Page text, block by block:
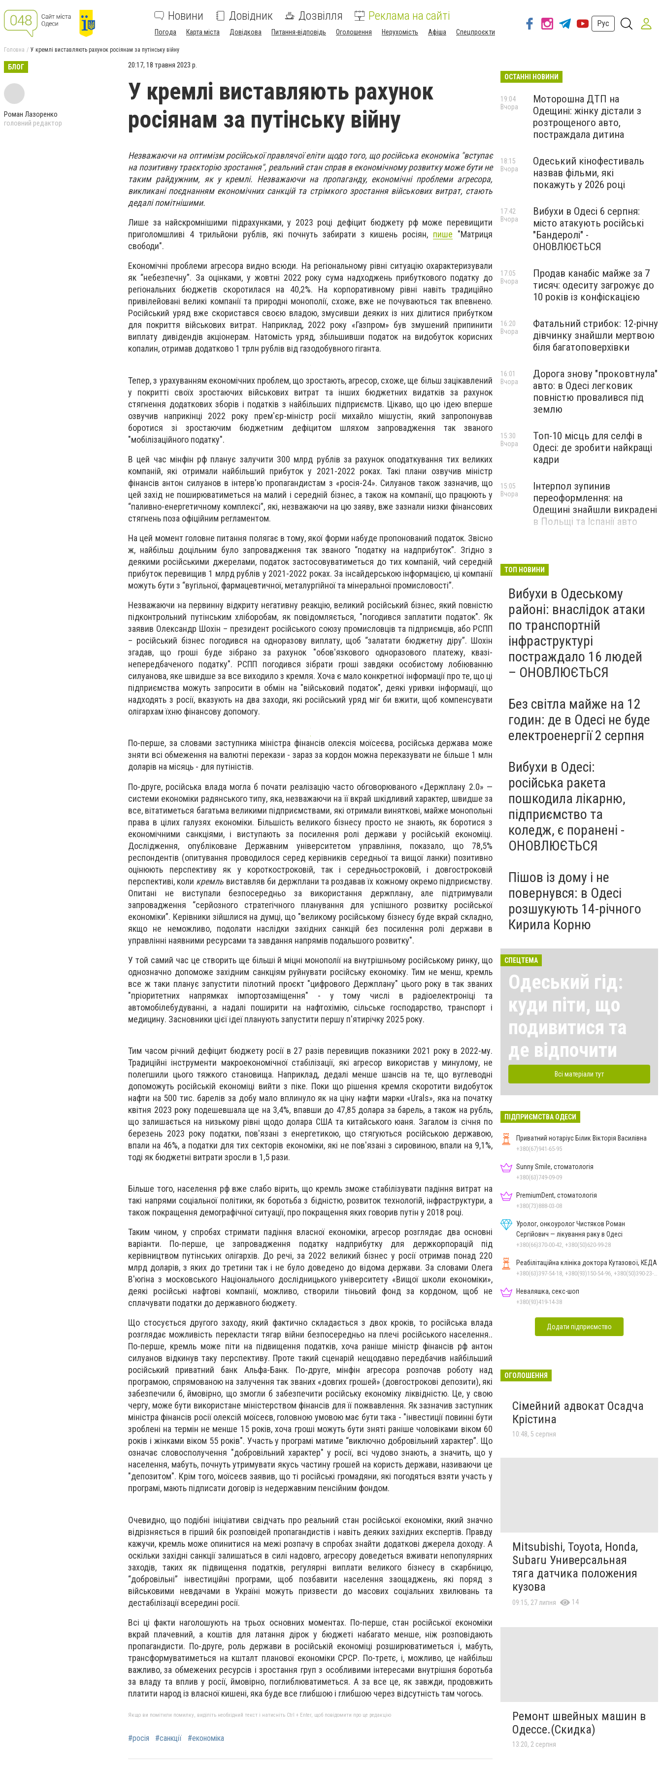
Новини Довідник Дозвілля Реклама на сайті
Погода Карта міста Довідкова Питання-відповідь Оголошення Нерухомість Афіша Спецпроєкти
Рус
Головна У кремлі виставляють рахунок росіянам за путінську війну
БЛОГ
Роман Лазоренко
головний редактор
20:17, 18 травня 2023 р.
У кремлі виставляють рахунок
росіянам за путінську війну
Незважаючи на оптимізм російської правлячої еліти щодо того, що російська економіка "вступає
на позитивну траєкторію зростання", реальний стан справ в економічному розвитку може бути не
таким райдужним, як у кремлі. Незважаючи на пропаганду, економічні проблеми агресора,
викликані поєднанням економічних санкцій та стрімкого зростання військових витрат, стають
дедалі помітнішими.
Лише за найскромнішими підрахунками, у 2023 році дефіцит бюджету рф може перевищити
приголомшливі 4 трильйони рублів, які почнуть забирати з кишень росіян, пише "Матриця
свободи".
Економічні проблеми агресора видно всюди. На регіональному рівні ситуацію охарактеризували
як “небезпечну”. За оцінками, у жовтні 2022 року сума надходжень прибуткового податку до
регіональних бюджетів скоротилася на 40,2%. На корпоративному рівні навіть традиційно
привілейовані великі компанії та природні монополії, схоже, вже не почуваються так впевнено.
Російський уряд вже скористався своєю владою, змусивши деяких із них ділитися прибутком
для покриття військових витрат. Наприклад, 2022 року «Газпром» був змушений припинити
виплату дивідендів акціонерам. Натомість уряд, збільшивши податок на видобуток корисних
копалин, отримав додатково 1 трлн рублів від газодобувного гіганта.
Тепер, з урахуванням економічних проблем, що зростають, агресор, схоже, ще більш зацікавлений
у покритті своїх зростаючих військових витрат та інших бюджетних видатків за рахунок
стягнення додаткових зборів і податків з найбільших підприємств. Цікаво, що цю ідею вперше
озвучив наприкінці 2022 року прем'єр-міністр росії михайло мішустін, який запропонував
боротися зі зростаючим бюджетним дефіцитом шляхом запровадження так званого
"мобілізаційного податку".
В цей час мінфін рф планує залучити 300 млрд рублів за рахунок оподаткування тих великих
компаній, які отримали найбільший прибуток у 2021-2022 роках. Такі плани озвучив міністр
фінансів антон силуанов в інтерв'ю пропагандистам з «росія-24». Силуанов також зазначив, що
цей захід не поширюватиметься на малий і середній бізнес, а також на компанії, що працюють у
“паливно-енергетичному комплексі”, які, незважаючи на цю заяву, вже зазнали низки фінансових
стягнень поза офіційним регламентом.
На цей момент головне питання полягає в тому, якої форми набуде пропонований податок. Звісно
ж, найбільш доцільним було запровадження так званого “податку на надприбуток”. Згідно з
деякими російськими джерелами, податок застосовуватиметься до тих компаній, чий середній
прибуток перевищив 1 млрд рублів у 2021-2022 роках. За інсайдерською інформацією, ці компанії
можуть бути з “вугільної, фармацевтичної, металургійної та мінеральної промисловості”.
Незважаючи на первинну відкриту негативну реакцію, великий російський бізнес, який повністю
підконтрольний путінським хліборобам, як повідомляється, "погодився заплатити податок". Як
заявив Олександр Шохін – президент російського союзу промисловців та підприємців, або РСПП
– російський бізнес погодився на одноразову виплату, щоб “залатати бюджетну діру”. Шохін
згадав, що гроші буде зібрано за рахунок "обов'язкового одноразового платежу, квазі-
непередбаченого податку". РСПП погодився зібрати гроші завдяки особистому лобіюванню
силуанова, яке швидше за все виходило з кремля. Хоча є мало конкретної інформації про те, що ці
підприємства можуть запросити в обмін на "військовий податок", деякі уривки інформації, що
надходять з росії, вказують на два заходи, які російський уряд міг би вжити, щоб компенсувати
олігархам їхню фінансову допомогу.
По-перше, за словами заступника міністра фінансів олексія моїсеєва, російська держава може
зняти всі обмеження на валютні перекази - зараз за кордон можна переказувати не більше 1 млн
доларів на місяць - для путіністів.
По-друге, російська влада могла б почати реалізацію часто обговорюваного «Держплану 2.0» —
системи економіки радянського типу, яка, незважаючи на її вкрай шкідливий характер, швидше за
все, вітатиметься багатьма великими підприємствами, які отримали виняткові, майже монопольні
права в цілих галузях економіки. Більшість великого бізнесу просто не знають, як боротися з
економічними санкціями, і виступають за посилення ролі держави у російській економіці.
Дослідження, опубліковане Державним університетом управління, показало, що 78,5%
респондентів (опитування проводилося серед керівників середньої та вищої ланки) позитивно
оцінюють перспективу як у короткостроковій, так і середньостроковій, і довгостроковій
перспективі, коли кремль виставляв би держплани та роздавав їх кожному окремо підприємству.
Опитані не виступали безпосередньо за використання держплану, але підтримували
запровадження “серйозного стратегічного планування для успішного розвитку російської
економіки”. Керівники зійшлися на думці, що "великому російському бізнесу буде вкрай складно,
якщо не неможливо, подолати наслідки західних санкцій без посилення ролі держави в
управлінні наявними ресурсами та завдання напрямів подальшого розвитку".
У той самий час це створить ще більші й міцні монополії на внутрішньому російському ринку, що
однозначно допоможе західним санкціям руйнувати російську економіку. Тим не менш, кремль
все ж таки планує запустити пілотний проєкт "цифрового Держплану" цього року в так званих
"пріоритетних напрямках імпортозаміщення" - у тому числі в радіоелектроніці та
автомобілебудуванні, а надалі поширити на нафтохімію, сільське господарство, транспорт і
медицину. Засновники цієї ідеї планують запустити першу п'ятирічку 2025 року.
Тим часом річний дефіцит бюджету росії в 27 разів перевищив показники 2021 року в 2022-му.
Традиційні інструменти макроекономічної стабілізації, які агресор використав у минулому, не
полегшили цього тяжкого становища. Наприклад, дедалі менше шансів на те, що вуглеводні
допоможуть російській економіці вийти з піке. Поки що рішення кремля скоротити видобуток
нафти на 500 тис. барелів за добу мало вплинуло як на ціну нафти марки «Urals», яка на початку
квітня 2023 року подешевшала ще на 3,4%, впавши до 47,85 долара за барель, а також на рубль,
що залишається на низькому рівні щодо долара США та китайського юаня. Загалом із січня по
березень 2023 року податки, пов'язані з енергетикою, що стягуються російською державою,
впали на 46%, а податки для тих секторів економіки, які не пов'язані з сировиною, впали на 9,1%,
тоді як бюджетні витрати зросли в 1,5 рази.
Більше того, населення рф вже слабо вірить, що кремль зможе стабілізувати падіння витрат на
такі напрями соціальної політики, як боротьба з бідністю, розвиток технологій, інфраструктури, а
також покращення демографічної ситуації, про покращення яких говорив путін у 2018 році.
Таким чином, у спробах стримати падіння власної економіки, агресор розглядає два основні
варіанти. По-перше, це запровадження податку надприбутку для держкорпорацій під
керівництвом путінських олігархів. До речі, за 2022 великий бізнес у росії отримав понад 220
млрд доларів, з яких до третини так і не було доведено до відома держави. За словами Олега
В'югіна з московського Національного дослідницького університету «Вищої школи економіки»,
деякі російські нафтові компанії, можливо, створили тіньовий фонд за кордоном, щоб не
сплачувати податки до державного бюджету.
Що стосується другого заходу, який фактично складається з двох кроків, то російська влада
розглядає можливість перекласти тягар війни безпосередньо на плечі російського населення..
По-перше, кремль може піти на підвищення податків, хоча раніше міністр фінансів рф антон
силуанов відкинув таку перспективу. Проте такий сценарій нещодавно передбачив найбільший
російський приватний банк Альфа-Банк. По-друге, мінфін агресора розпочав роботу над
програмою, спрямованою на залучення так званих «довгих грошей» (довгострокові депозити), які
забезпечили б, ймовірно, що змогли б забезпечити російську економіку ліквідністю. Це, у свою
чергу, може бути використане міністерством фінансів для її пожвавлення. Як зазначив заступник
міністра фінансів росії олексій моїсеєв, головною умовою має бути така - "інвестиції повинні бути
зроблені на термін не менше 15 років, хоча гроші можуть бути зняті раніше чоловіками віком 60
років і жінками віком 55 років". Участь у програмі матиме “виключно добровільний характер”. Що
означає словосполучення "добровільний характер" у росії, всі чудово знають, а значить, що у
населення, мабуть, почнуть утримувати якусь частину грошей на користь держави, називаючи це
"депозитом". Крім того, моїсеєв заявив, що ті російські громадяни, які погодяться взяти участь у
програмі, мають підписати договір із недержавним пенсійним фондом.
Очевидно, що подібні ініціативи свідчать про реальний стан російської економіки, який значно
відрізняється в гірший бік розповідей пропагандистів і навіть деяких західних експертів. Правду
кажучи, кремль може опинитися на межі розпачу в спробах знайти додаткові джерела доходу. А
оскільки західні санкції залишаться в силі надовго, агресору доведеться вживати непопулярних
заходів, таких як підвищення податків, регулярні виплати великого бізнесу в скарбницю,
“добровільні” інвестиційні програми, щоб позбавити населення заощаджень, які поряд з
військовими невдачами в Україні можуть призвести до масових соціальних хвилювань та
дестабілізації всередині росії.
Всі ці факти наголошують на трьох основних моментах. По-перше, стан російської економіки
вкрай плачевний, а коштів для латання дірок у бюджеті набагато менше, ніж розповідають
пропагандисти. По-друге, роль держави в російській економіці розширюватиметься і, мабуть,
трансформуватиметься на кшталт планової економіки СРСР. По-третє, і, можливо, це найбільш
важливо, за обмежених ресурсів і зростання груп з особливими інтересами внутрішня боротьба
за владу та вплив у росії, ймовірно, поглиблюватиметься. А за все це, як завжди, продовжить
платити народ із власної кишені, яка буде все глибшою і глибшою через відсутність там чогось.
Якщо ви помітили помилку, виділіть необхідний текст і натисніть Ctrl + Enter, щоб повідомити про це редакцію
#росія #санкції #економіка
ОСТАННІ НОВИНИ
Моторошна ДТП на
Одещині: жінку дістали з
розтрощеного авто,
постраждала дитина
19:04
Вчора
Одеський кінофестиваль
назвав фільми, які
покажуть у 2026 році
18:15
Вчора
Вибухи в Одесі 6 серпня:
місто атакують російські
"Бандеролі" -
ОНОВЛЮЄТЬСЯ
17:42
Вчора
Продав канабіс майже за 7
тисяч: одеситу загрожує до
10 років із конфіскацією
17:05
Вчора
Фатальний стрибок: 12-річну
дівчинку знайшли мертвою
біля багатоповерхівки
16:20
Вчора
Дорога знову "проковтнула"
авто: в Одесі легковик
повністю провалився під
землю
16:01
Вчора
Топ-10 місць для селфі в
Одесі: де зробити найкращі
кадри
15:30
Вчора
Інтерпол зупинив
переоформлення: на
Одещині знайшли викрадені
в Польщі та Іспанії авто
15:05
Вчора
ТОП НОВИНИ
Вибухи в Одеському
районі: внаслідок атаки
по транспортній
інфраструктурі
постраждало 16 людей
– ОНОВЛЮЄТЬСЯ
Без світла майже на 12
годин: де в Одесі не буде
електроенергії 2 серпня
Вибухи в Одесі:
російська ракета
пошкодила лікарню,
підприємство та
коледж, є поранені -
ОНОВЛЮЄТЬСЯ
Пішов із дому і не
повернувся: в Одесі
розшукують 14-річного
Кирила Корню
СПЕЦТЕМА
Одеський гід:
куди піти, що
подивитися та
де відпочити
Всі матеріали тут
ПІДПРИЄМСТВА ОДЕСИ
Приватний нотаріус Білик Вікторія Василівна
+380(67)941-65-95
Sunny Smile, стоматологія
+380(63)749-09-09
PremiumDent, стоматологія
+380(73)888-03-08
Уролог, онкоуролог Чистяков Роман
Сергійович — лікування раку в Одесі
+380(66)370-00-42, +380(50)620-99-28
Реабілітаційна клініка доктора Кутазової, КЕДА
Неваляшка, секс-шоп
+380(93)419-14-38
Додати підприємство
ОГОЛОШЕННЯ
Сімейний адвокат Осадча
Крістина
10:48, 5 серпня
Mitsubishi, Toyota, Honda,
Subaru Универсальная
тяга датчика положения
кузова
09:15, 27 липня 14
Ремонт швейных машин в
Одессе.(Скидка)
13:20, 2 серпня